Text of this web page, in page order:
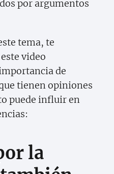
por argumentos
tema, te
video
de
tienen opiniones
puede influir en
la